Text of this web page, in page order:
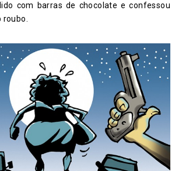
com barras de chocolate e confessou